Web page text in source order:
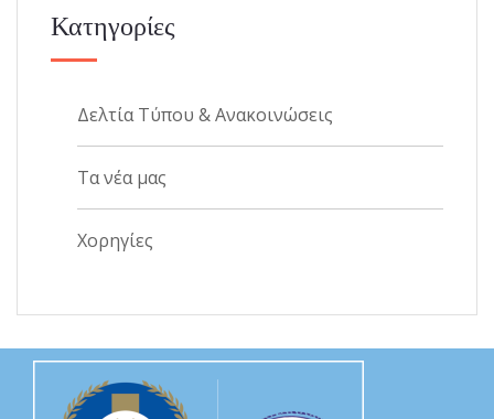
Κατηγορίες
Δελτία Τύπου & Ανακοινώσεις
Τα νέα μας
Χορηγίες